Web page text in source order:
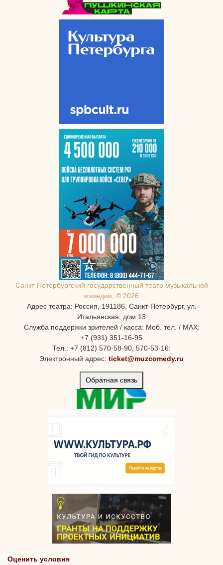
Санкт-Петербургcкий государственный театр музыкальной
комедии, © 2026
Адрес театра: Россия, 191186, Санкт-Петербург, ул.
Итальянская, дом 13
Служба поддержки зрителей / касса: Моб. тел. / MAX:
+7 (931) 351-16-95
Тел.: +7 (812) 570-58-90, 570-53-16:
Электронный адрес: ticket@muzcomedy.ru
Обратная связь
Оценить условия